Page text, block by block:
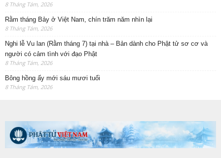
8 Tháng Tám, 2026
Rằm tháng Bảy ở Việt Nam, chín trăm năm nhìn lại
8 Tháng Tám, 2026
Nghi lễ Vu lan (Rằm tháng 7) tại nhà – Bản dành cho Phật tử sơ cơ và
người có cảm tình với đạo Phật
8 Tháng Tám, 2026
Bông hồng ấy mới sáu mươi tuổi
8 Tháng Tám, 2026